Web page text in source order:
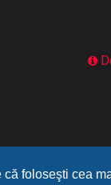
foloseşti cea